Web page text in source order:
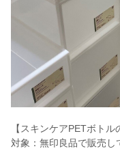
【スキンケアPETボトル
対象：無印良品で販売し